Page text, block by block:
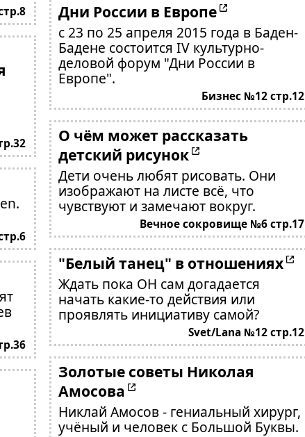
Дни России в Европе
с 23 по 25 апреля 2015 года в Баден-
Бадене состоится IV культурно-
деловой форум "Дни России в
Европе".
Бизнес №12 стр.12
О чём может рассказать
детский рисунок
Дети очень любят рисовать. Они
изображают на листе всё, что
чувствуют и замечают вокруг.
Вечное сокровище №6 стр.17
"Белый танец" в отношениях
Ждать пока ОН сам догадается
начать какие-то действия или
проявлять инициативу самой?
Svet/Lana №12 стр.12
Золотые советы Николая
Амосова
Никлай Амосов - гениальный хирург,
учёный и человек с Большой Буквы.